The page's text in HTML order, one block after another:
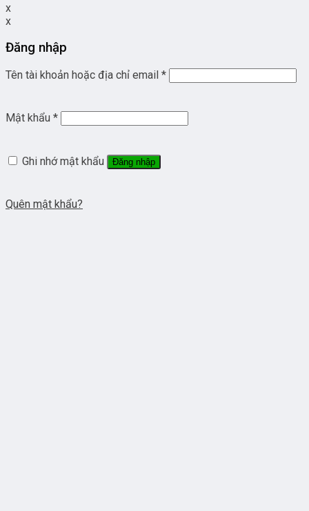
x
x
Đăng nhập
Tên tài khoản hoặc địa chỉ email *
Mật khẩu *
Ghi nhớ mật khẩu Đăng nhập
Quên mật khẩu?